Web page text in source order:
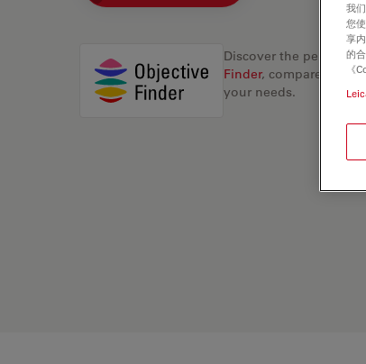
Discover the perfect
Finder, compare
your needs.
我
您
享
的
《